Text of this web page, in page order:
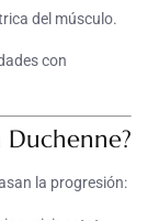
del músculo.
con
la progresión: